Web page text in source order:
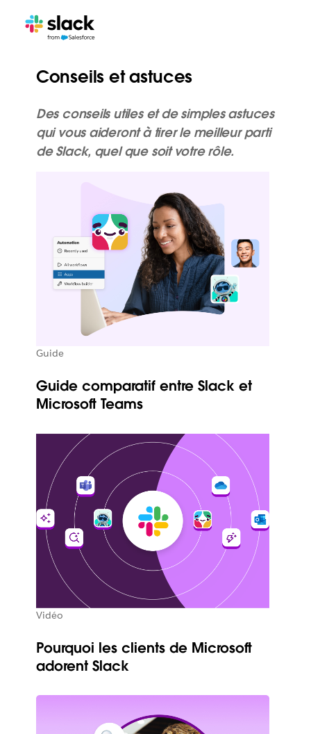
Conseils et astuces
Des conseils utiles et de simples astuces
qui vous aideront à tirer le meilleur parti
de Slack, quel que soit votre rôle.
Guide
Guide comparatif entre Slack et
Microsoft Teams
Vidéo
Pourquoi les clients de Microsoft
adorent Slack